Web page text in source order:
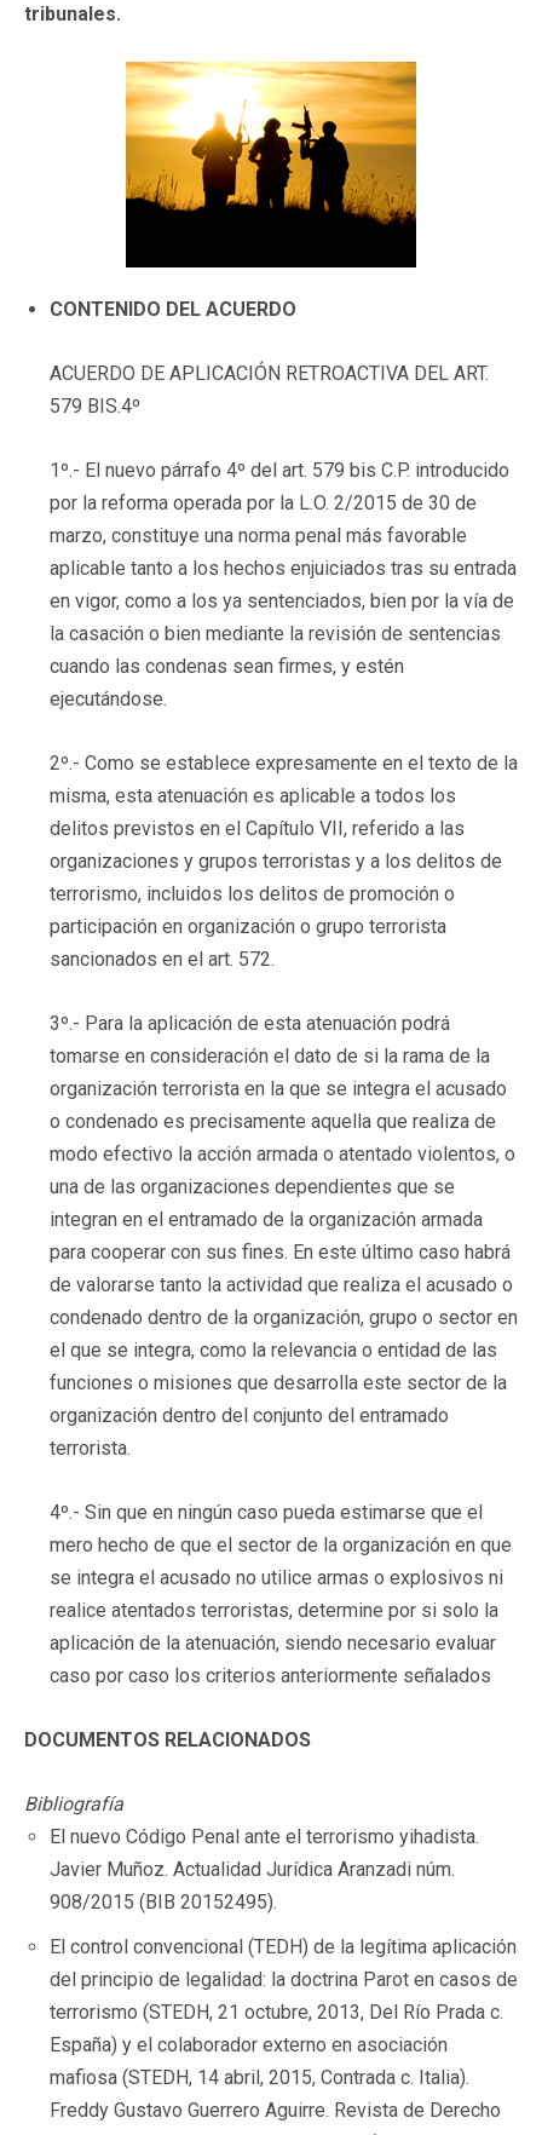
tribunales.
CONTENIDO DEL ACUERDO
ACUERDO DE APLICACIÓN RETROACTIVA DEL ART.
579 BIS.4º
1º.- El nuevo párrafo 4º del art. 579 bis C.P. introducido
por la reforma operada por la L.O. 2/2015 de 30 de
marzo, constituye una norma penal más favorable
aplicable tanto a los hechos enjuiciados tras su entrada
en vigor, como a los ya sentenciados, bien por la vía de
la casación o bien mediante la revisión de sentencias
cuando las condenas sean firmes, y estén
ejecutándose.
2º.- Como se establece expresamente en el texto de la
misma, esta atenuación es aplicable a todos los
delitos previstos en el Capítulo VII, referido a las
organizaciones y grupos terroristas y a los delitos de
terrorismo, incluidos los delitos de promoción o
participación en organización o grupo terrorista
sancionados en el art. 572.
3º.- Para la aplicación de esta atenuación podrá
tomarse en consideración el dato de si la rama de la
organización terrorista en la que se integra el acusado
o condenado es precisamente aquella que realiza de
modo efectivo la acción armada o atentado violentos, o
una de las organizaciones dependientes que se
integran en el entramado de la organización armada
para cooperar con sus fines. En este último caso habrá
de valorarse tanto la actividad que realiza el acusado o
condenado dentro de la organización, grupo o sector en
el que se integra, como la relevancia o entidad de las
funciones o misiones que desarrolla este sector de la
organización dentro del conjunto del entramado
terrorista.
4º.- Sin que en ningún caso pueda estimarse que el
mero hecho de que el sector de la organización en que
se integra el acusado no utilice armas o explosivos ni
realice atentados terroristas, determine por si solo la
aplicación de la atenuación, siendo necesario evaluar
caso por caso los criterios anteriormente señalados
DOCUMENTOS RELACIONADOS
Bibliografía
El nuevo Código Penal ante el terrorismo yihadista.
Javier Muñoz. Actualidad Jurídica Aranzadi núm.
908/2015 (BIB 20152495).
El control convencional (TEDH) de la legítima aplicación
del principio de legalidad: la doctrina Parot en casos de
terrorismo (STEDH, 21 octubre, 2013, Del Río Prada c.
España) y el colaborador externo en asociación
mafiosa (STEDH, 14 abril, 2015, Contrada c. Italia).
Freddy Gustavo Guerrero Aguirre. Revista de Derecho